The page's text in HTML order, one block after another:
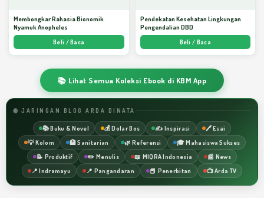
Membongkar Rahasia Bionomik
Nyamuk Anopheles
Beli / Baca
Pendekatan Kesehatan Lingkungan
Pengendalian DBD
Beli / Baca
📚 Lihat Semua Koleksi Ebook di KBM App
🌐 JARINGAN BLOG ARDA DINATA
📚 Buku & Novel 💰 Dolar Bos ✍️ Inspirasi
🖊️ Esai
💡 Kolom
🏥 Sanitarian 🌿 Referensi
🎓 Mahasiswa Sukses
📝 Produktif
✏️ Menulis 📖 MIQRA Indonesia
📰 News
📍 Indramayu
📍 Pangandaran 📕 Penerbitan 📺 Arda TV